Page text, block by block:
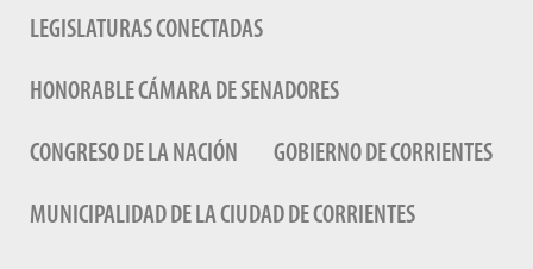
LEGISLATURAS CONECTADAS
HONORABLE CÁMARA DE SENADORES
CONGRESO DE LA NACIÓN GOBIERNO DE CORRIENTES
MUNICIPALIDAD DE LA CIUDAD DE CORRIENTES